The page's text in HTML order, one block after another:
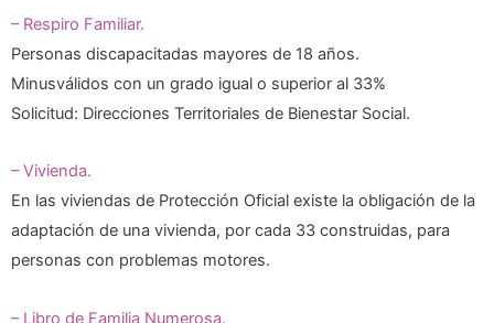
– Respiro Familiar.
Personas discapacitadas mayores de 18 años.
Minusválidos con un grado igual o superior al 33%
Solicitud: Direcciones Territoriales de Bienestar Social.
– Vivienda.
En las viviendas de Protección Oficial existe la obligación de la
adaptación de una vivienda, por cada 33 construidas, para
personas con problemas motores.
– Libro de Familia Numerosa.